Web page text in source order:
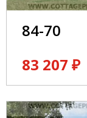
84-70
83 207 ₽